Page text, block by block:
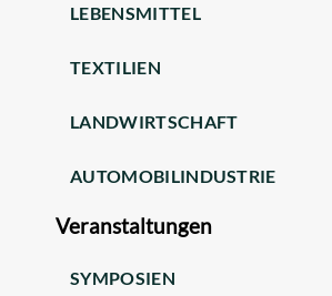
LEBENSMITTEL
TEXTILIEN
LANDWIRTSCHAFT
AUTOMOBILINDUSTRIE
Veranstaltungen
SYMPOSIEN